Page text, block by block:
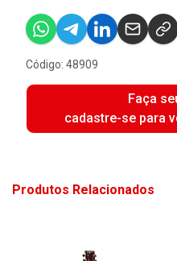
Código: 48909
Faça
cadastre-se para
Produtos Relacionados